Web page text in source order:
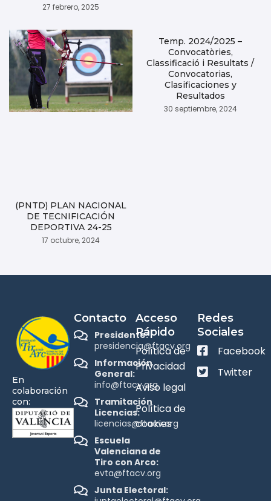
27 febrero, 2025
(PNTD) PLAN NACIONAL
DE TECNIFICACIÓN
DEPORTIVA 24-25
17 octubre, 2024
Temp. 2024/2025 –
Convocatòries,
Classificació i Resultats /
Convocatorias,
Clasificaciones y
Resultados
30 septiembre, 2024
En
colaboración
con:
Contacto
Presidente:
presidencia@ftacv.org
Información
General:
info@ftacv.org
Tramitación
Licencias:
licencias@ftacv.org
Escuela
Valenciana de
Tiro con Arco:
evta@ftacv.org
Junta Electoral:
Acceso
Rápido
Política de
Privacidad
Aviso legal
Política de
cookies
Redes
Sociales
Facebook
Twitter